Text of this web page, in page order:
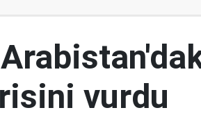
vurdu